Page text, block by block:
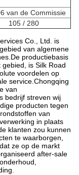
van de Commissie
105 / 280
Co., Ltd. is
van algemene
productiebasis
is Silk Road
voordelen op
service.Chongqing
van
bedrijf streven wij
producten tegen
van
in plaats
klanten zou kunnen
te waarborgen,
ze op de markt
after-sale